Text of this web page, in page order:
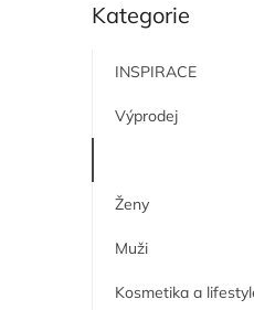
o
n
í
Přeskočit
kategorie
Kategorie
INSPIRACE
Výprodej
Ženy
Muži
Kosmetika a